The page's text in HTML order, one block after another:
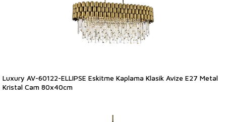
Luxury AV-60122-ELLIPSE Eskitme Kaplama Klasik Avize E27 Metal
Kristal Cam 80x40cm